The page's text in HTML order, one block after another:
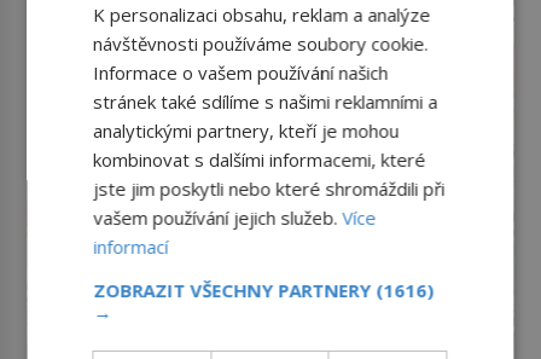
K personalizaci obsahu, reklam a analýze
návštěvnosti používáme soubory cookie.
Informace o vašem používání našich
stránek také sdílíme s našimi reklamními a
analytickými partnery, kteří je mohou
kombinovat s dalšími informacemi, které
jste jim poskytli nebo které shromáždili při
vašem používání jejich služeb.Více
informací
ZOBRAZIT VŠECHNY PARTNERY (1616)
→